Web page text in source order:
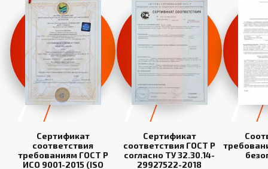
Сертификат
соответствия
требованиям ГОСТ Р
ИСО 9001-2015 (ISO
Сертификат
соответствия ГОСТ Р
согласно ТУ 32.30.14-
29927522-2018